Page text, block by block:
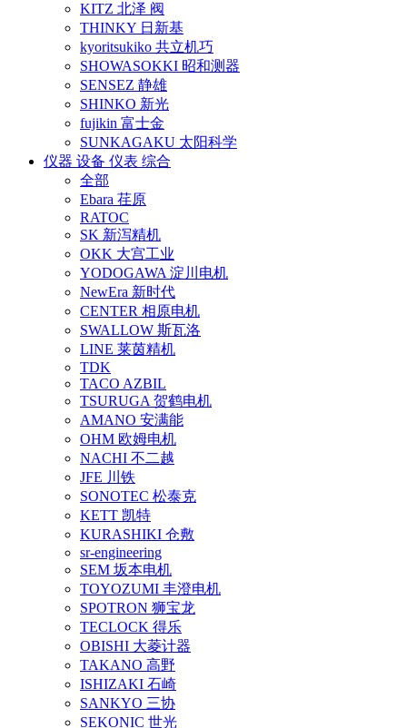
KITZ 北泽 阀
THINKY 日新基
kyoritsukiko 共立机巧
SHOWASOKKI 昭和测器
SENSEZ 静雄
SHINKO 新光
fujikin 富士金
SUNKAGAKU 太阳科学
仪器 设备 仪表 综合
全部
Ebara 荏原
RATOC
SK 新泻精机
OKK 大宫工业
YODOGAWA 淀川电机
NewEra 新时代
CENTER 相原电机
SWALLOW 斯瓦洛
LINE 莱茵精机
TDK
TACO AZBIL
TSURUGA 贺鹤电机
AMANO 安满能
OHM 欧姆电机
NACHI 不二越
JFE 川铁
SONOTEC 松泰克
KETT 凯特
KURASHIKI 仓敷
sr-engineering
SEM 坂本电机
TOYOZUMI 丰澄电机
SPOTRON 狮宝龙
TECLOCK 得乐
OBISHI 大菱计器
TAKANO 高野
ISHIZAKI 石崎
SANKYO 三协
SEKONIC 世光